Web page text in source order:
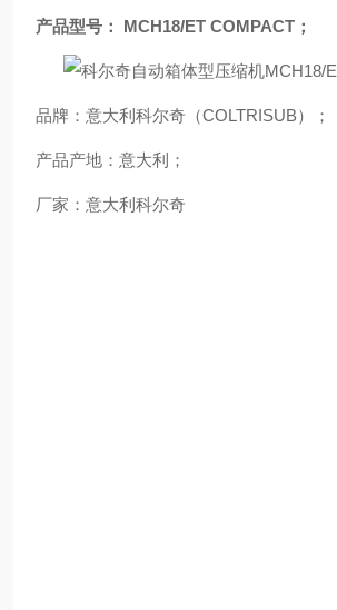
产品型号： MCH18/ET COMPACT；
品牌：意大利科尔奇（COLTRISUB）；
产品产地：意大利；
厂家：意大利科尔奇